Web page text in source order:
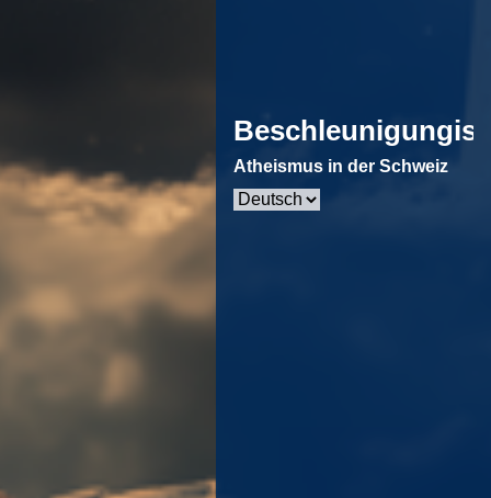
Atheismus in der Schweiz
Sprache